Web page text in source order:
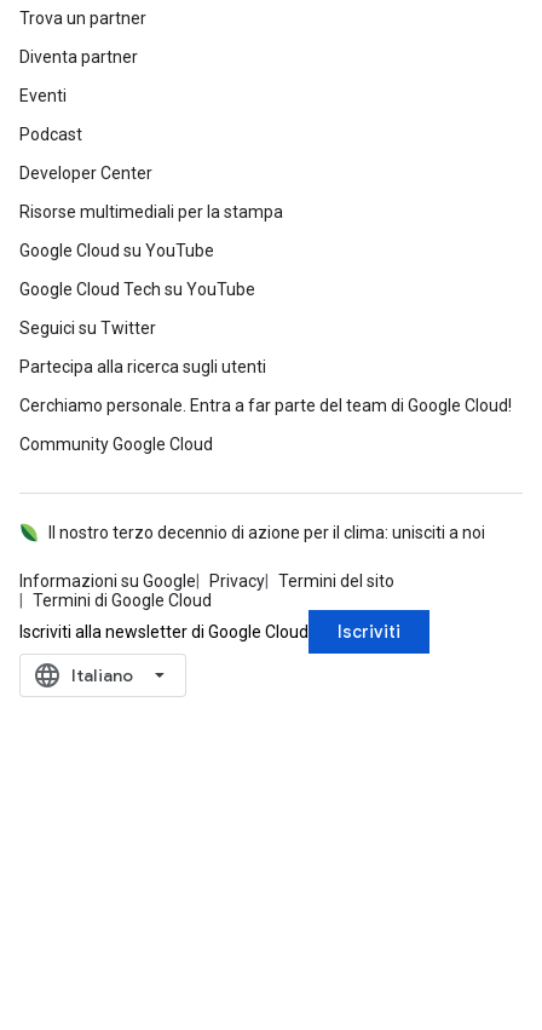
Trova un partner
Diventa partner
Eventi
Podcast
Developer Center
Risorse multimediali per la stampa
Google Cloud su YouTube
Google Cloud Tech su YouTube
Seguici su Twitter
Partecipa alla ricerca sugli utenti
Cerchiamo personale. Entra a far parte del team di Google Cloud!
Community Google Cloud
Informazioni su Google Privacy
Termini del sito
Termini di Google Cloud
Il nostro terzo decennio di azione per il clima: unisciti a noi
Iscriviti alla newsletter di Google Cloud Iscriviti
language ‪Italiano‬